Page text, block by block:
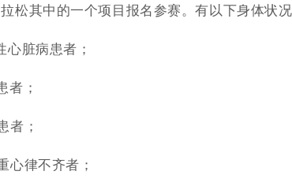
松其中的一个项目报名参赛。有以下身体状
心脏病患者；
者；
者；
心律不齐者；